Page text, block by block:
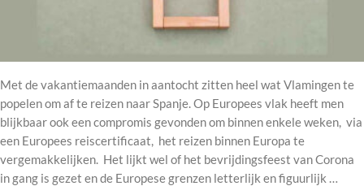
Met de vakantiemaanden in aantocht zitten heel wat Vlamingen te
popelen om af te reizen naar Spanje. Op Europees vlak heeft men
blijkbaar ook een compromis gevonden om binnen enkele weken, via
een Europees reiscertificaat, het reizen binnen Europa te
vergemakkelijken. Het lijkt wel of het bevrijdingsfeest van Corona
in gang is gezet en de Europese grenzen letterlijk en figuurlijk …